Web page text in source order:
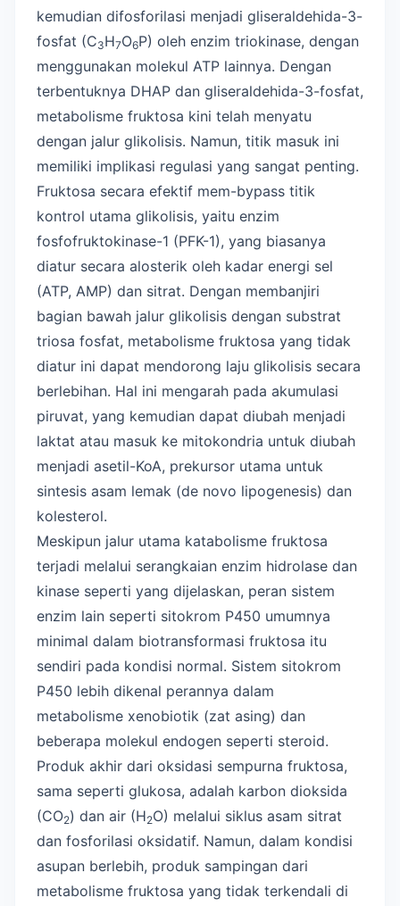
kemudian difosforilasi menjadi gliseraldehida-3-
fosfat (C3H7O6P) oleh enzim triokinase, dengan
menggunakan molekul ATP lainnya. Dengan
terbentuknya DHAP dan gliseraldehida-3-fosfat,
metabolisme fruktosa kini telah menyatu
dengan jalur glikolisis. Namun, titik masuk ini
memiliki implikasi regulasi yang sangat penting.
Fruktosa secara efektif mem-bypass titik
kontrol utama glikolisis, yaitu enzim
fosfofruktokinase-1 (PFK-1), yang biasanya
diatur secara alosterik oleh kadar energi sel
(ATP, AMP) dan sitrat. Dengan membanjiri
bagian bawah jalur glikolisis dengan substrat
triosa fosfat, metabolisme fruktosa yang tidak
diatur ini dapat mendorong laju glikolisis secara
berlebihan. Hal ini mengarah pada akumulasi
piruvat, yang kemudian dapat diubah menjadi
laktat atau masuk ke mitokondria untuk diubah
menjadi asetil-KoA, prekursor utama untuk
sintesis asam lemak (de novo lipogenesis) dan
kolesterol.
Meskipun jalur utama katabolisme fruktosa
terjadi melalui serangkaian enzim hidrolase dan
kinase seperti yang dijelaskan, peran sistem
enzim lain seperti sitokrom P450 umumnya
minimal dalam biotransformasi fruktosa itu
sendiri pada kondisi normal. Sistem sitokrom
P450 lebih dikenal perannya dalam
metabolisme xenobiotik (zat asing) dan
beberapa molekul endogen seperti steroid.
Produk akhir dari oksidasi sempurna fruktosa,
sama seperti glukosa, adalah karbon dioksida
(CO2) dan air (H2O) melalui siklus asam sitrat
dan fosforilasi oksidatif. Namun, dalam kondisi
asupan berlebih, produk sampingan dari
metabolisme fruktosa yang tidak terkendali di